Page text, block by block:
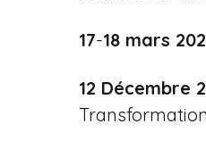
17-18 mars
12 Décembre